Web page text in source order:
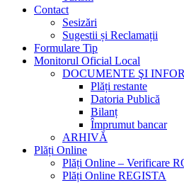
Contact
Sesizări
Sugestii și Reclamații
Formulare Tip
Monitorul Oficial Local
DOCUMENTE ŞI
Plăți restante
Datoria Publică
Bilanț
Împrumut bancar
ARHIVĂ
Plăți Online
Plăți Online – Verificare
Plăți Online REGISTA